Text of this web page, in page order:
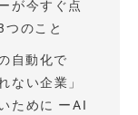
が今すぐ点
つのこと
自動化で
ない企業」
ために ーAI